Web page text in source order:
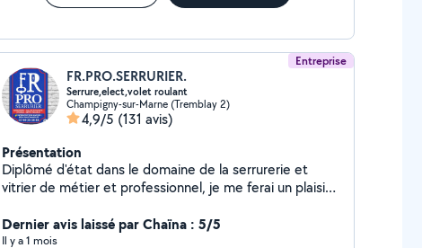
Entreprise
FR.PRO.SERRURIER.
Serrure,elect,volet roulant
Champigny-sur-Marne (Tremblay 2)
4,9/5 (131 avis)
Présentation
Diplômé d'état dans le domaine de la serrurerie et
vitrier de métier et professionnel, je me ferai un plaisir
gratuit est toujours établi avant intervention. Tarif
raisonnables et honnêtes. -Serrurier
Dernier avis laissé par Chaïna : 5/5
Il y a 1 mois